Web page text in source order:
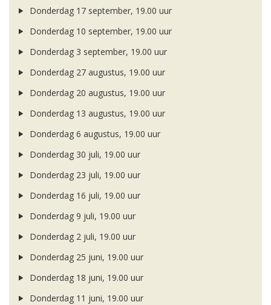
Donderdag 17 september, 19.00 uur
Donderdag 10 september, 19.00 uur
Donderdag 3 september, 19.00 uur
Donderdag 27 augustus, 19.00 uur
Donderdag 20 augustus, 19.00 uur
Donderdag 13 augustus, 19.00 uur
Donderdag 6 augustus, 19.00 uur
Donderdag 30 juli, 19.00 uur
Donderdag 23 juli, 19.00 uur
Donderdag 16 juli, 19.00 uur
Donderdag 9 juli, 19.00 uur
Donderdag 2 juli, 19.00 uur
Donderdag 25 juni, 19.00 uur
Donderdag 18 juni, 19.00 uur
Donderdag 11 juni, 19.00 uur